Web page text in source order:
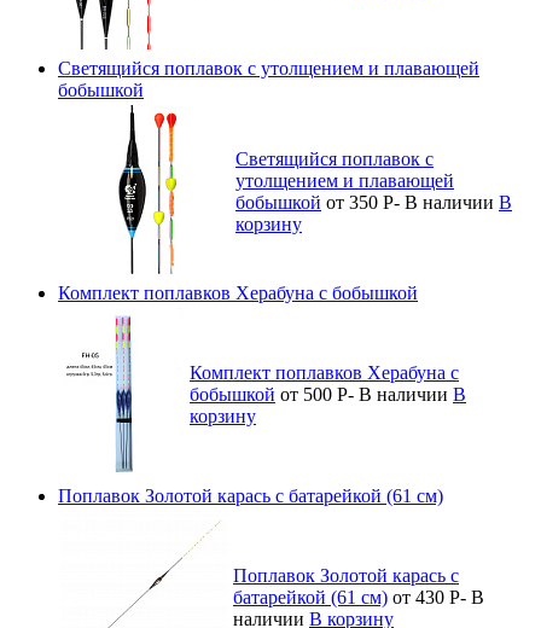
Светящийся поплавок с утолщением и плавающей
бобышкой
Светящийся поплавок с
утолщением и плавающей
бобышкой от 350 Р- В наличии В
корзину
Комплект поплавков Херабуна с бобышкой
Комплект поплавков Херабуна с
бобышкой от 500 Р- В наличии В
корзину
Поплавок Золотой карась с батарейкой (61 см)
Поплавок Золотой карась с
батарейкой (61 см) от 430 Р- В
наличии В корзину